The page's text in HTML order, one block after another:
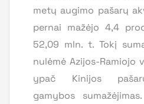
metų augimo pašarų
pernai mažėjo 4,4
52,09 mln. t. Tokį
nulėmė Azijos-Ramiojo
ypač Kinijos
gamybos